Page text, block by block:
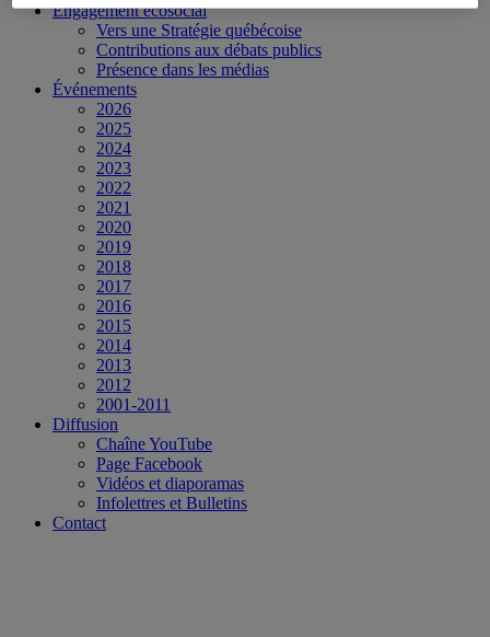
Engagement écosocial
Vers une Stratégie québécoise
Contributions aux débats publics
Présence dans les médias
Événements
2026
2025
2024
2023
2022
2021
2020
2019
2018
2017
2016
2015
2014
2013
2012
2001-2011
Diffusion
Chaîne YouTube
Page Facebook
Vidéos et diaporamas
Infolettres et Bulletins
Contact